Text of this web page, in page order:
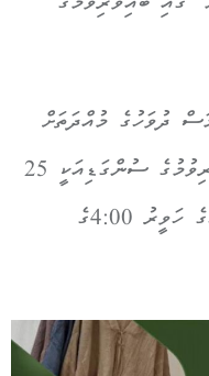
ދުވަހުގެ މުއްދަތަށް
ކުރިއަށް ގެންދާ އެ މުބާރާތުގައި ބައިވެރިވުމުގެ ސުންގަޑިއަކީ 25
ޖެނުއަރީ 2024 ވާ ބުރާސްފަތި ދުވަހުގެ ހަވީރު 4:00ގެ